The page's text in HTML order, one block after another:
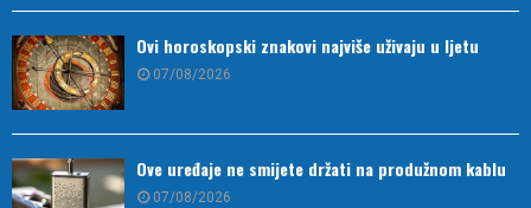
Ovi horoskopski znakovi najviše uživaju u ljetu
07/08/2026
Ove uređaje ne smijete držati na produžnom kablu
07/08/2026